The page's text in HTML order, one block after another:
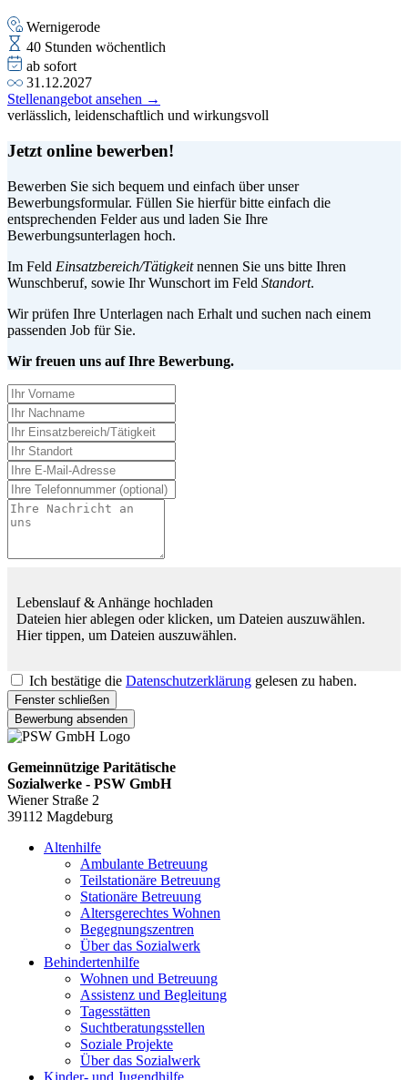
Wernigerode
40 Stunden wöchentlich
ab sofort
31.12.2027
Stellenangebot ansehen →
verlässlich, leidenschaftlich und wirkungsvoll
Jetzt online bewerben!
Bewerben Sie sich bequem und einfach über unser
Bewerbungsformular. Füllen Sie hierfür bitte einfach die
entsprechenden Felder aus und laden Sie Ihre
Bewerbungsunterlagen hoch.
Im Feld Einsatzbereich/Tätigkeitnennen Sie uns bitte Ihren
Wunschberuf, sowie Ihr Wunschort im Feld Standort.
Wir prüfen Ihre Unterlagen nach Erhalt und suchen nach einem
passenden Job für Sie.
Wir freuen uns auf Ihre Bewerbung.
Lebenslauf & Anhänge hochladen
Dateien hier ablegen oder klicken, um Dateien auszuwählen.
Hier tippen, um Dateien auszuwählen.
Ich bestätige die Datenschutzerklärung gelesen zu haben.
Fenster schließen
Bewerbung absenden
Gemeinnützige Paritätische
Sozialwerke - PSW GmbH
Wiener Straße 2
39112 Magdeburg
Altenhilfe
Ambulante Betreuung
Teilstationäre Betreuung
Stationäre Betreuung
Altersgerechtes Wohnen
Begegnungszentren
Über das Sozialwerk
Behindertenhilfe
Wohnen und Betreuung
Assistenz und Begleitung
Tagesstätten
Suchtberatungsstellen
Soziale Projekte
Über das Sozialwerk
Kinder- und Jugendhilfe